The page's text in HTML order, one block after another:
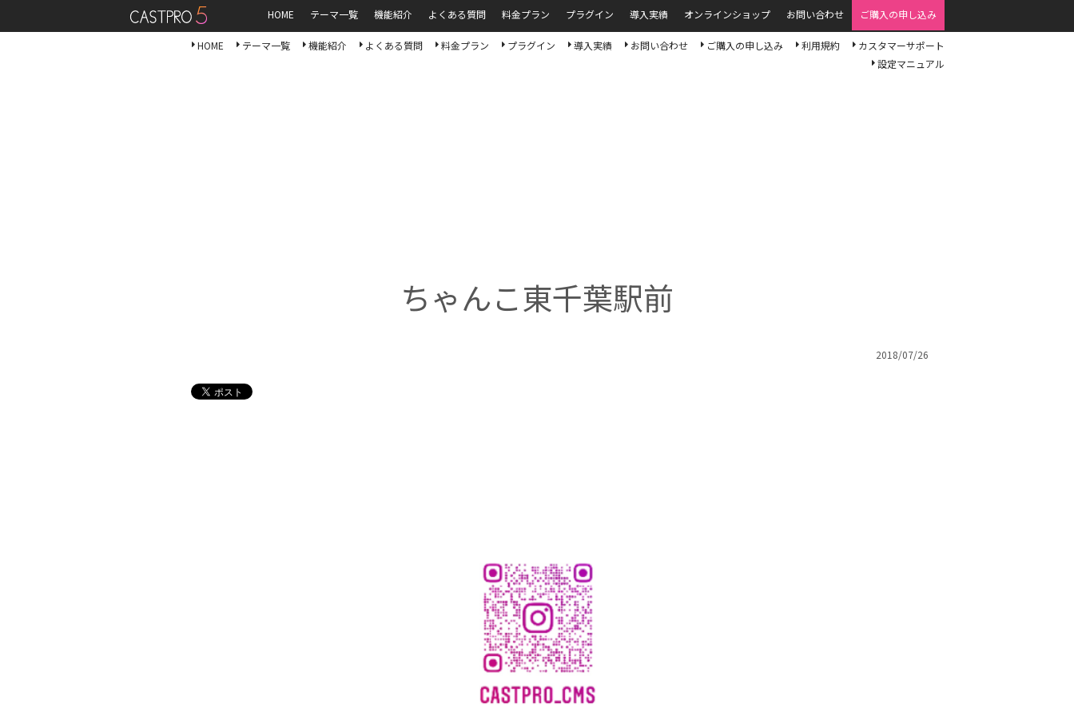
HOME テーマ一覧 機能紹介 よくある質問 料金プラン プラグイン 導入実績 オンラインショップ お問い合わせ ご購入の申し込み
HOME テーマ一覧 機能紹介 よくある質問 料金プラン プラグイン 導入実績 お問い合わせ ご購入の申し込み 利用規約
カスタマーサポート
設定マニュアル
ちゃんこ東千葉駅前
2018/07/26